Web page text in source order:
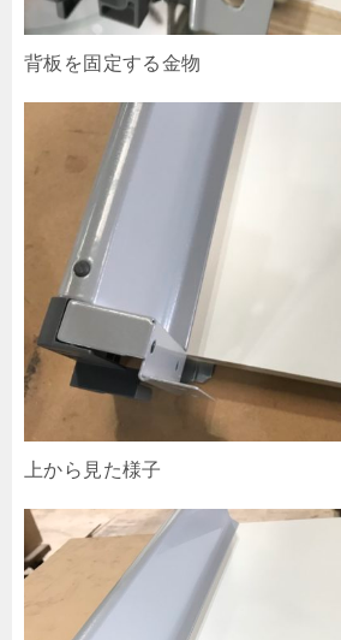
背板を固定する金物
上から見た様子